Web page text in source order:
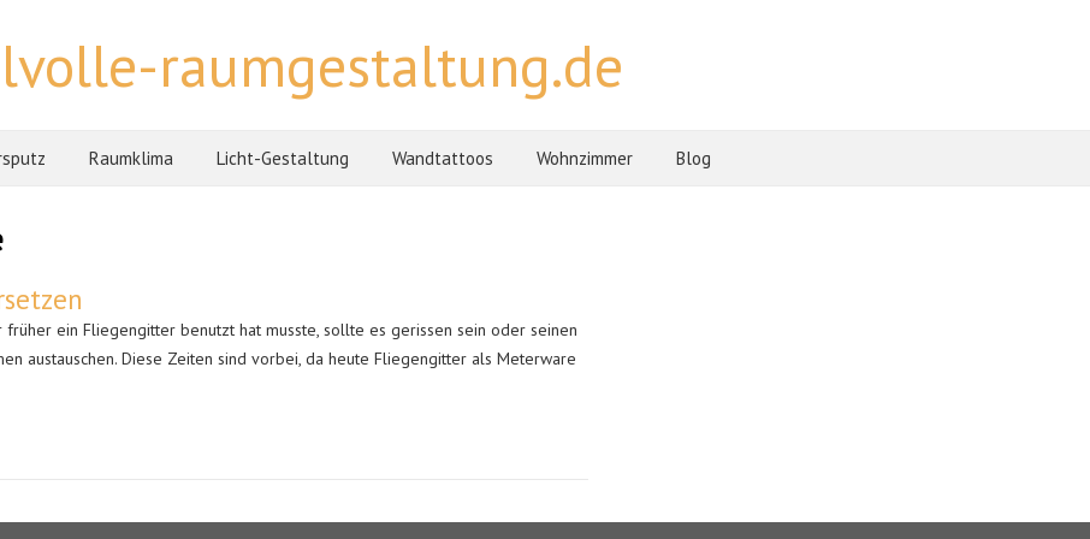
raumgestaltung.de
Raumklima Licht-Gestaltung Wandtattoos Wohnzimmer Blog
ein Fliegengitter benutzt hat musste, sollte es gerissen sein oder seinen
austauschen. Diese Zeiten sind vorbei, da heute Fliegengitter als Meterware